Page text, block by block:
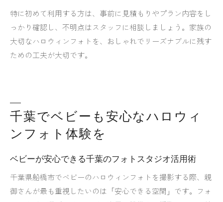
特に初めて利用する方は、事前に見積もりやプラン内容をし
っかり確認し、不明点はスタッフに相談しましょう。家族の
大切なハロウィンフォトを、おしゃれでリーズナブルに残す
ための工夫が大切です。
千葉でベビーも安心なハロウィ
ンフォト体験を
ベビーが安心できる千葉のフォトスタジオ活用術
千葉県船橋市でベビーのハロウィンフォトを撮影する際、親
御さんが最も重視したいのは「安心できる空間」です。フォ